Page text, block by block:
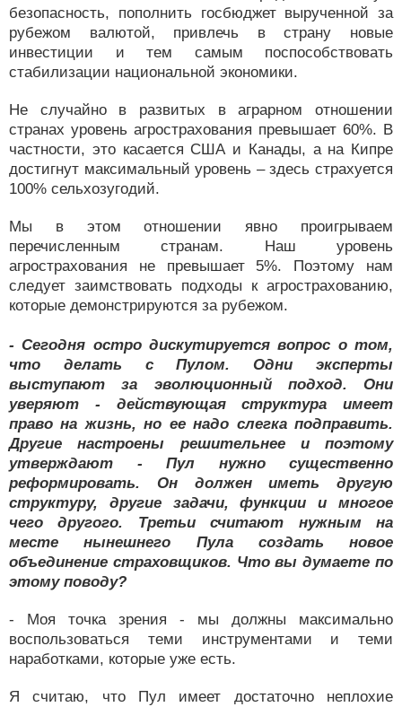
безопасность, пополнить госбюджет вырученной за
рубежом валютой, привлечь в страну новые
инвестиции и тем самым поспособствовать
стабилизации национальной экономики.
Не случайно в развитых в аграрном отношении
странах уровень агрострахования превышает 60%. В
частности, это касается США и Канады, а на Кипре
достигнут максимальный уровень – здесь страхуется
100% сельхозугодий.
Мы в этом отношении явно проигрываем
перечисленным странам. Наш уровень
агрострахования не превышает 5%. Поэтому нам
следует заимствовать подходы к агрострахованию,
которые демонстрируются за рубежом.
- Сегодня остро дискутируется вопрос о том,
что делать с Пулом. Одни эксперты
выступают за эволюционный подход. Они
уверяют - действующая структура имеет
право на жизнь, но ее надо слегка подправить.
Другие настроены решительнее и поэтому
утверждают - Пул нужно существенно
реформировать. Он должен иметь другую
структуру, другие задачи, функции и многое
чего другого. Третьи считают нужным на
месте нынешнего Пула создать новое
объединение страховщиков. Что вы думаете по
этому поводу?
- Моя точка зрения - мы должны максимально
воспользоваться теми инструментами и теми
наработками, которые уже есть.
Я считаю, что Пул имеет достаточно неплохие